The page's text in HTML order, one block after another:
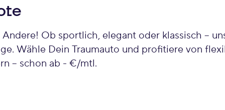
Ob sportlich, elegant oder klassisch – unsere
Wähle Dein Traumauto und profitiere von
– schon ab - €/mtl.